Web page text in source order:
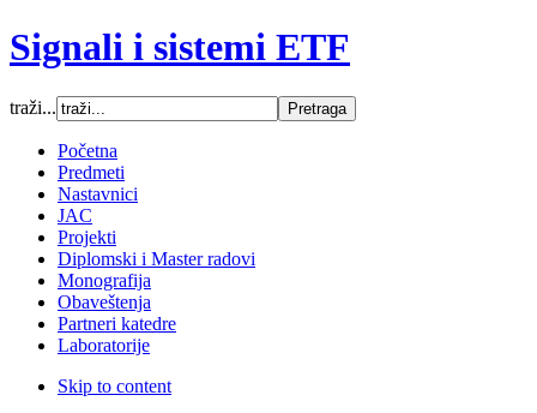
Signali i sistemi ETF
traži...
Početna
Predmeti
Nastavnici
JAC
Projekti
Diplomski i Master radovi
Monografija
Obaveštenja
Partneri katedre
Laboratorije
Skip to content
Increase font size
Decrease font size
Default font size
SCREEN
Wide (default)
Fluid